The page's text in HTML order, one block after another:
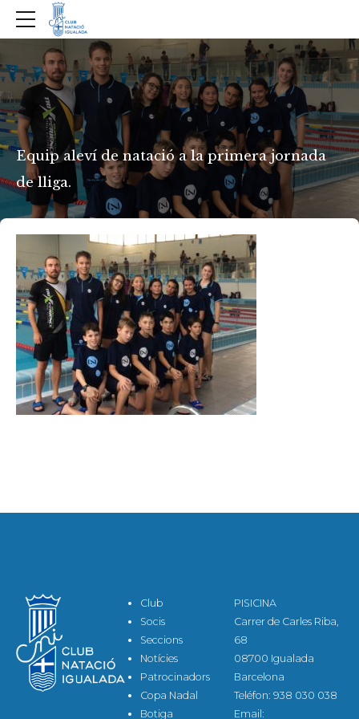
Equip aleví de natació a la primera jornada
de lliga.
Club
Socis
Seccions
Notícies
Patrocinadors
Copa Nadal
Botiga
PISICINA
Carrer de Carles Riba,
68
08700 Igualada
Barcelona
Teléfon: 938 030 038
Email: